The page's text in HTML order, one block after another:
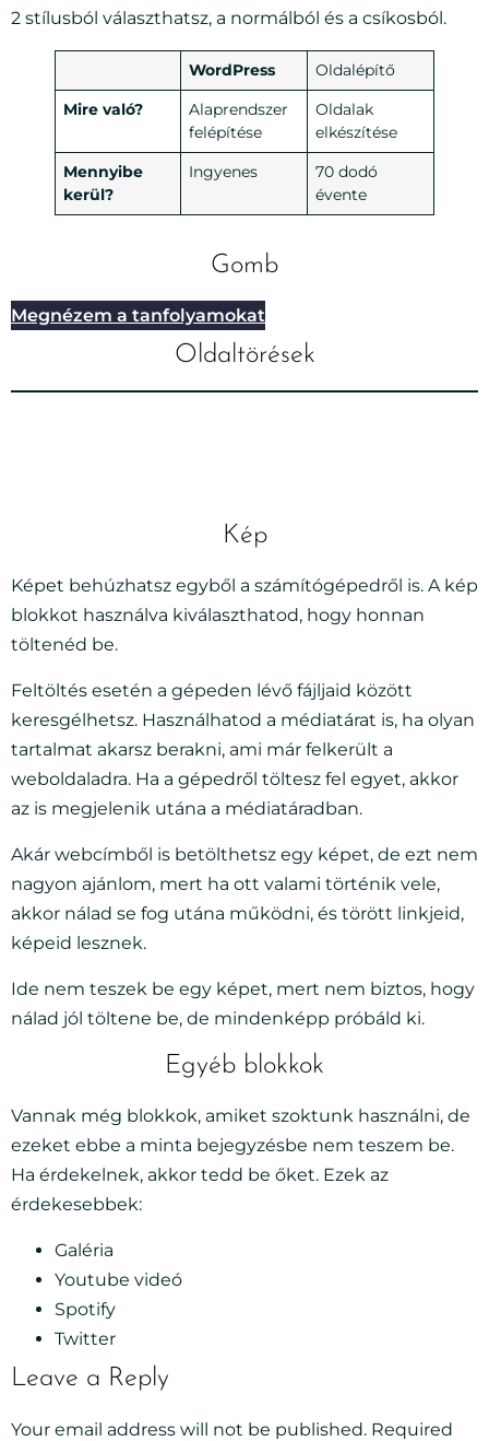
2 stílusból választhatsz, a normálból és a csíkosból.
WordPress
Oldalépítő
Mire való?
Alaprendszer
felépítése
Oldalak
elkészítése
Mennyibe
kerül?
Ingyenes
70 dodó
évente
Gomb
Megnézem a tanfolyamokat
Oldaltörések
Kép
Képet behúzhatsz egyből a számítógépedről is. A kép
blokkot használva kiválaszthatod, hogy honnan
töltenéd be.
Feltöltés esetén a gépeden lévő fájljaid között
keresgélhetsz. Használhatod a médiatárat is, ha olyan
tartalmat akarsz berakni, ami már felkerült a
weboldaladra. Ha a gépedről töltesz fel egyet, akkor
az is megjelenik utána a médiatáradban.
Akár webcímből is betölthetsz egy képet, de ezt nem
nagyon ajánlom, mert ha ott valami történik vele,
akkor nálad se fog utána működni, és törött linkjeid,
képeid lesznek.
Ide nem teszek be egy képet, mert nem biztos, hogy
nálad jól töltene be, de mindenképp próbáld ki.
Egyéb blokkok
Vannak még blokkok, amiket szoktunk használni, de
ezeket ebbe a minta bejegyzésbe nem teszem be.
Ha érdekelnek, akkor tedd be őket. Ezek az
érdekesebbek:
Galéria
Youtube videó
Spotify
Twitter
Leave a Reply
Your email address will not be published. Required